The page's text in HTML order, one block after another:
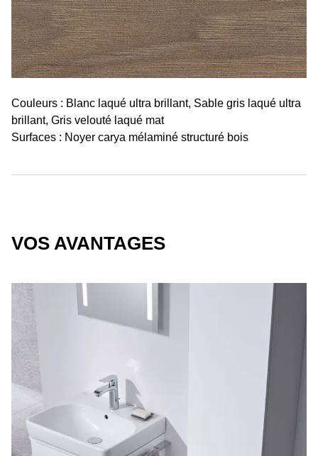
Couleurs : Blanc laqué ultra brillant, Sable gris laqué ultra
brillant, Gris velouté laqué mat
Surfaces : Noyer carya mélaminé structuré bois
VOS AVANTAGES